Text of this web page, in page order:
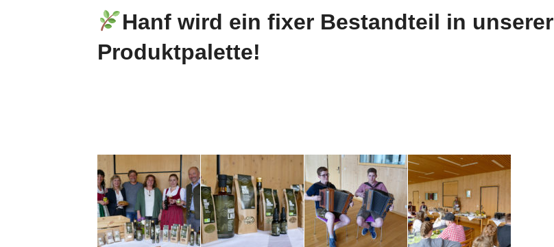
Hanf wird ein fixer Bestandteil in unserer
Produktpalette!